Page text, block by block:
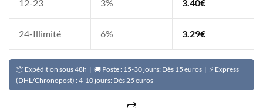
12-23 3% 3.40€
24-Illimité 6% 3.29€
📦 Expédition sous 48h | 🚚 Poste : 15-30 jours: Dès 15 euros | ⚡ Express
(DHL/Chronopost) : 4-10 jours: Dès 25 euros